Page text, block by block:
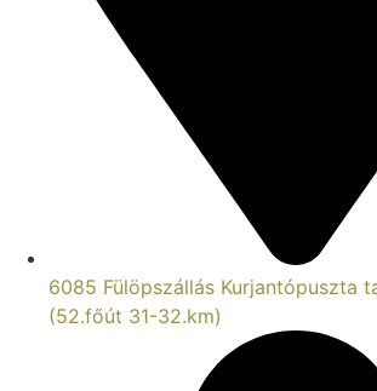
6085 Fülöpszállás Kurjantópuszta
(52.főút 31-32.km)